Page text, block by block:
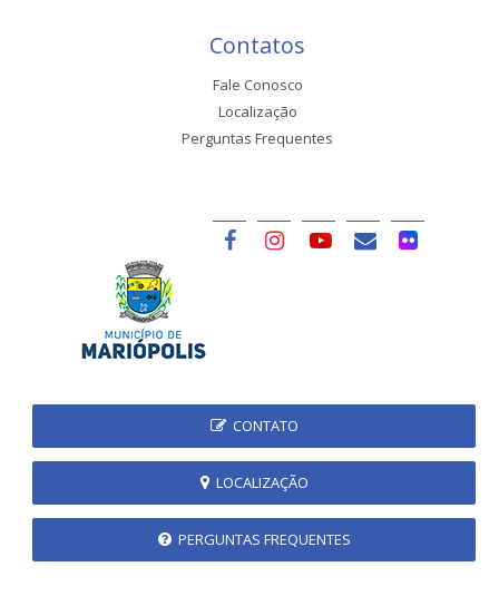
Contatos
Fale Conosco
Localização
Perguntas Frequentes
CONTATO
LOCALIZAÇÃO
PERGUNTAS FREQUENTES